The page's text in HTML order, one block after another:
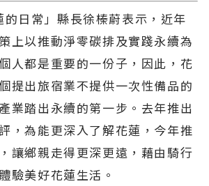
日常」縣長徐榛蔚表示，近年
上以推動淨零碳排及實踐永續為
人都是重要的一份子，因此，花
提出旅宿業不提供一次性備品的
業踏出永續的第一步。去年推出
，為能更深入了解花蓮，今年推
讓鄉親走得更深更遠，藉由騎行
驗美好花蓮生活。